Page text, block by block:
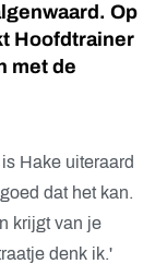
Op
Hoofdtrainer
met de
Hake uiteraard
dat het kan.
krijgt van je
denk ik.'